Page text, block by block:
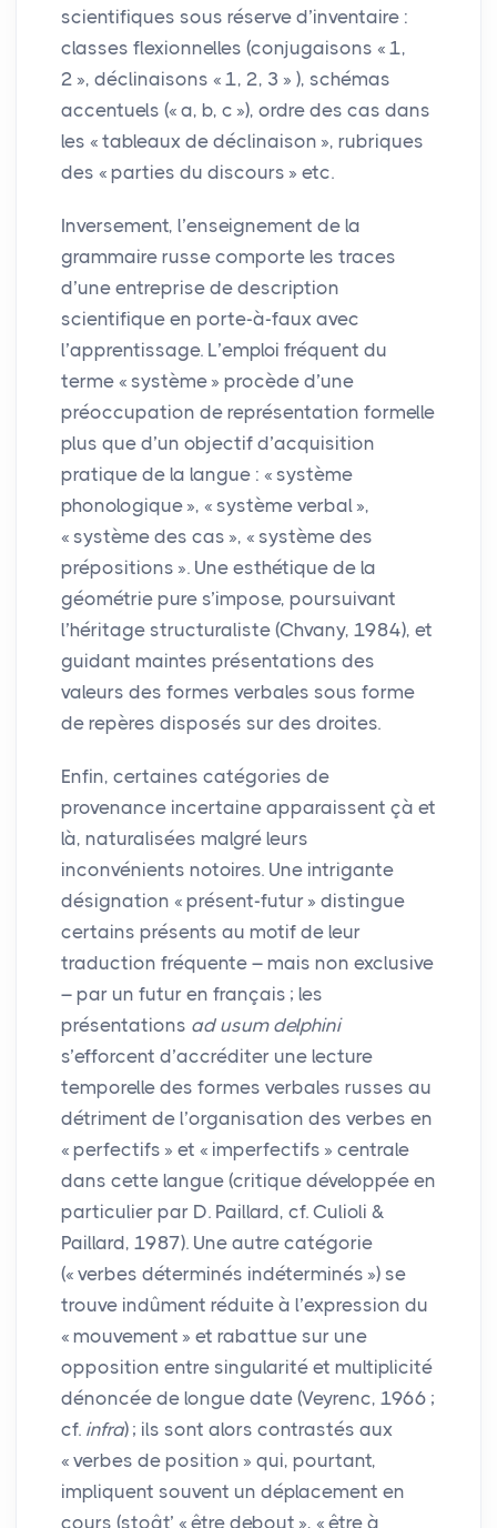
scientifiques sous réserve d’inventaire :
classes flexionnelles (conjugaisons « 1,
2 », déclinaisons « 1, 2, 3 » ), schémas
accentuels (« a, b, c »), ordre des cas dans
les « tableaux de déclinaison », rubriques
des « parties du discours » etc.
Inversement, l’enseignement de la
grammaire russe comporte les traces
d’une entreprise de description
scientifique en porte-à-faux avec
l’apprentissage. L’emploi fréquent du
terme « système » procède d’une
préoccupation de représentation formelle
plus que d’un objectif d’acquisition
pratique de la langue : « système
phonologique », « système verbal »,
« système des cas », « système des
prépositions ». Une esthétique de la
géométrie pure s’impose, poursuivant
l’héritage structuraliste (Chvany, 1984), et
guidant maintes présentations des
valeurs des formes verbales sous forme
de repères disposés sur des droites.
Enfin, certaines catégories de
provenance incertaine apparaissent çà et
là, naturalisées malgré leurs
inconvénients notoires. Une intrigante
désignation « présent-futur » distingue
certains présents au motif de leur
traduction fréquente – mais non exclusive
– par un futur en français ; les
présentations ad usum delphini
s’efforcent d’accréditer une lecture
temporelle des formes verbales russes au
détriment de l’organisation des verbes en
« perfectifs » et « imperfectifs » centrale
dans cette langue (critique développée en
particulier par D. Paillard, cf. Culioli &
Paillard, 1987). Une autre catégorie
(« verbes déterminés indéterminés ») se
trouve indûment réduite à l’expression du
« mouvement » et rabattue sur une
opposition entre singularité et multiplicité
dénoncée de longue date (Veyrenc, 1966 ;
cf. infra) ; ils sont alors contrastés aux
« verbes de position » qui, pourtant,
impliquent souvent un déplacement en
cours (stoât’ « être debout », « être à